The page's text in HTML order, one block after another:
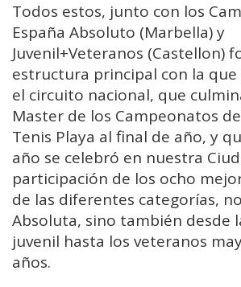
Todos estos, junto con los
España Absoluto (Marbella) y
Juvenil+Veteranos (Castellon)
estructura principal con la que
el circuito nacional, que
Master de los Campeonatos
Tenis Playa al final de año, y
año se celebró en nuestra
participación de los ocho
de las diferentes categorías,
Absoluta, sino también desde
juvenil hasta los veteranos
años.